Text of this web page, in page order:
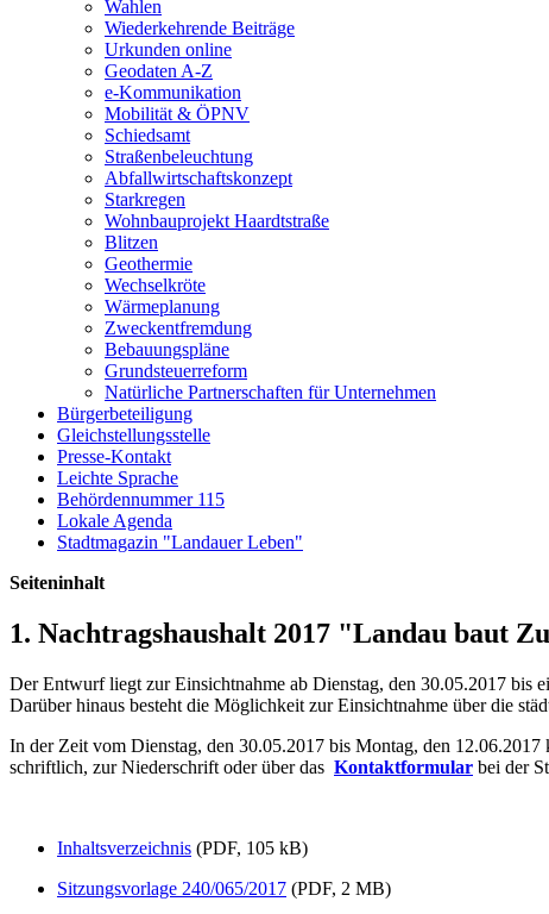
Wahlen
Wiederkehrende Beiträge
Urkunden online
Geodaten A-Z
e-Kommunikation
Mobilität & ÖPNV
Schiedsamt
Straßenbeleuchtung
Abfallwirtschaftskonzept
Starkregen
Wohnbauprojekt Haardtstraße
Blitzen
Geothermie
Wechselkröte
Wärmeplanung
Zweckentfremdung
Bebauungspläne
Grundsteuerreform
Natürliche Partnerschaften für Unternehmen
Bürgerbeteiligung
Gleichstellungsstelle
Presse-Kontakt
Leichte Sprache
Behördennummer 115
Lokale Agenda
Stadtmagazin "Landauer Leben"
Seiteninhalt
1. Nachtragshaushalt 2017 "Landau baut
Der Entwurf liegt zur Einsichtnahme ab Dienstag, den 30.05.2017 bis
Darüber hinaus besteht die Möglichkeit zur Einsichtnahme über die
In der Zeit vom Dienstag, den 30.05.2017 bis Montag, den
schriftlich, zur Niederschrift oder über das Kontaktformular bei der
Inhaltsverzeichnis (PDF, 105 kB)
Sitzungsvorlage 240/065/2017 (PDF, 2 MB)